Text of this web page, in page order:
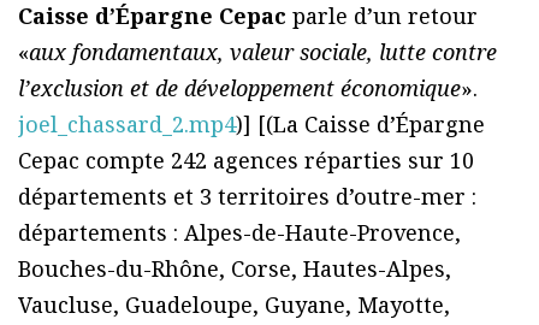
Caisse d’Épargne Cepac parle d’un retour
«aux fondamentaux, valeur sociale, lutte contre
l’exclusion et de développement économique».
joel_chassard_2.mp4)] [(La Caisse d’Épargne
Cepac compte 242 agences réparties sur 10
départements et 3 territoires d’outre-mer :
départements : Alpes-de-Haute-Provence,
Bouches-du-Rhône, Corse, Hautes-Alpes,
Vaucluse, Guadeloupe, Guyane, Mayotte,